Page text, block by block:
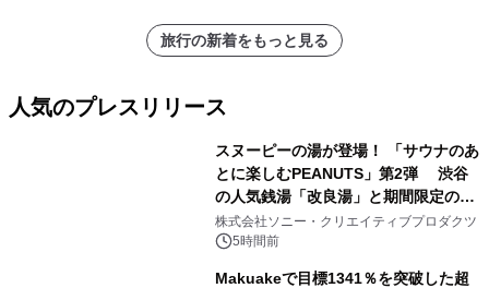
旅行の新着をもっと見る
人気のプレスリリース
スヌーピーの湯が登場！ 「サウナのあ
とに楽しむPEANUTS」第2弾 渋谷
の人気銭湯「改良湯」と期間限定のコ
ラボレーション サウナイキタイコラ
ボグッズも発売決定！
株式会社ソニー・クリエイティブプロダクツ
5時間前
Makuakeで目標1341％を突破した超